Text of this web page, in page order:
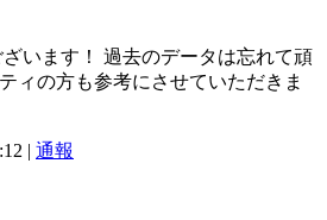
います！ 過去のデータは忘れて頑
ィの方も参考にさせていただきま
| 通報